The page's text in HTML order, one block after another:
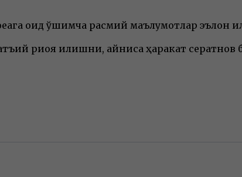
оид қўшимча расмий маълумотлар эълон
риоя қилишни, айниқса ҳаракат